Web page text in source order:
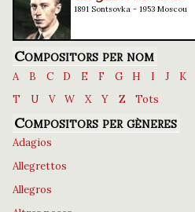
1891 Sontsovka - 1953 Moscou
Compositors per nom
A B C D E F G H I J K
T
U V W X Y Z Tots
Compositors per gèneres
Adagios
Allegrettos
Allegros